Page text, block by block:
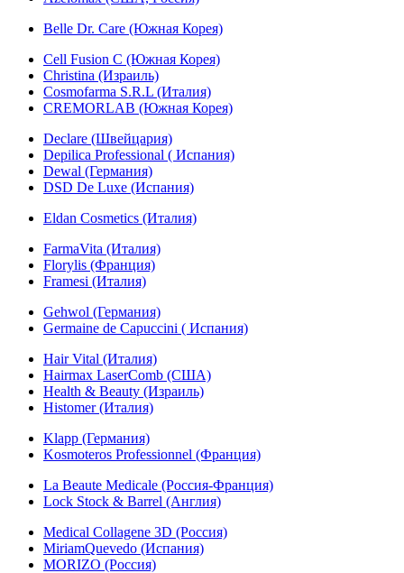
Belle Dr. Care (Южная Корея)
Cell Fusion C (Южная Корея)
Christina (Израиль)
Cosmofarma S.R.L (Италия)
CREMORLAB (Южная Корея)
Declare (Швейцария)
Depilica Professional ( Испания)
Dewal (Германия)
DSD De Luxe (Испания)
Eldan Cosmetics (Италия)
FarmaVita (Италия)
Florylis (Франция)
Framesi (Италия)
Gehwol (Германия)
Germaine de Capuccini ( Испания)
Hair Vital (Италия)
Hairmax LaserComb (США)
Health & Beauty (Израиль)
Histomer (Италия)
Klapp (Германия)
Kosmoteros Professionnel (Франция)
La Beaute Medicale (Россия-Франция)
Lock Stock & Barrel (Англия)
Medical Collagene 3D (Россия)
MiriamQuevedo (Испания)
MORIZO (Россия)